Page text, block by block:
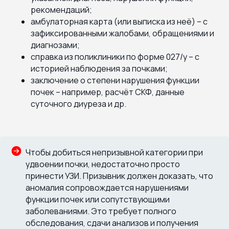
рекомендаций;
амбулаторная карта (или выписка из неё) – с
зафиксированными жалобами, обращениями и
диагнозами;
справка из поликлиники по форме 027/у – с
историей наблюдения за почками;
заключение о степени нарушения функции
почек – например, расчёт СКФ, данные
суточного диуреза и др.
Чтобы добиться непризывной категории при
удвоении почки, недостаточно просто
принести УЗИ. Призывник должен доказать, что
аномалия сопровождается нарушениями
функции почек или сопутствующими
заболеваниями. Это требует полного
обследования, сдачи анализов и получения